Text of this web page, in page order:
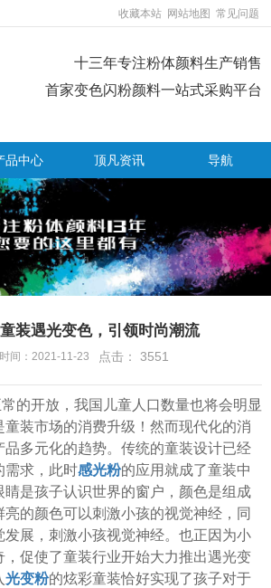
收藏本站 网站地图 常见问题
十三年专注粉体颜料生产销售
首家变色闪粉颜料一站式采购平台
品中心 顶凡资讯 导航
装遇光变色，引领时尚潮流
间：2021-11-23 点击： 3551
的开放，我国儿童人口数量也将会明显
装市场的消费升级！然而现代化的消
品多元化的趋势。传统的童装设计已经
需求，此时感光粉的应用就成了童装中
睛是孩子认识世界的窗户，颜色是组成
的颜色可以刺激小孩的视觉神经，同
发展，刺激小孩视觉神经。也正因为小
，促使了童装行业开始大力推出遇光变
光变粉的炫彩童装恰好实现了孩子对于